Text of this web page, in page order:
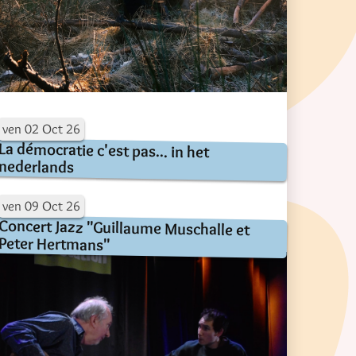
ven 02 Oct 26
démocratie c'est pas... in het
ven 09 Oct 26
Jazz "Guillaume Muschalle et
Hertmans"